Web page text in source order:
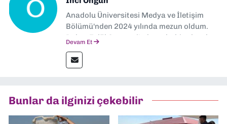
Anadolu Üniversitesi Medya ve İletişim
Bölümü'nden 2024 yılında mezun oldum.
Dokuz Eylül Gazetesi'nde muhabir olarak
Devam Et
Bunlar da ilginizi çekebilir